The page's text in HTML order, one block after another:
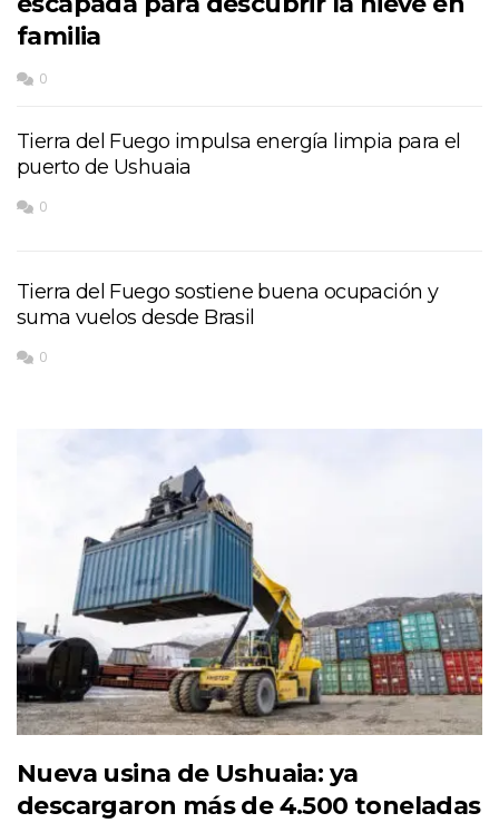
familia
0
Tierra del Fuego impulsa energía limpia para el
puerto de Ushuaia
0
Tierra del Fuego sostiene buena ocupación y
suma vuelos desde Brasil
0
Nueva usina de Ushuaia: ya
descargaron más de 4.500 toneladas